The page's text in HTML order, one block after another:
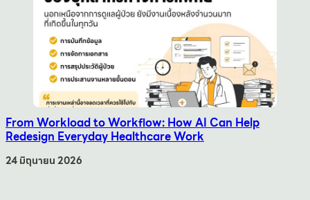
From Workload to Workflow: How AI Can Help
Redesign Everyday Healthcare Work
24 มิถุนายน 2026